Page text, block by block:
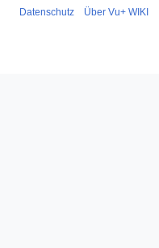
Datenschutz Über Vu+ WIKI